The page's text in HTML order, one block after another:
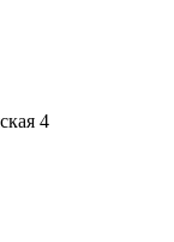
ул. Киришская 4